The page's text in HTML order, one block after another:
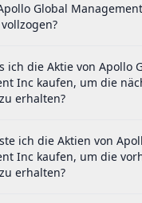
Global
ich die Aktie von Apollo
Inc kaufen, um die
erhalten?
ich die Aktien von
Inc kaufen, um die
erhalten?